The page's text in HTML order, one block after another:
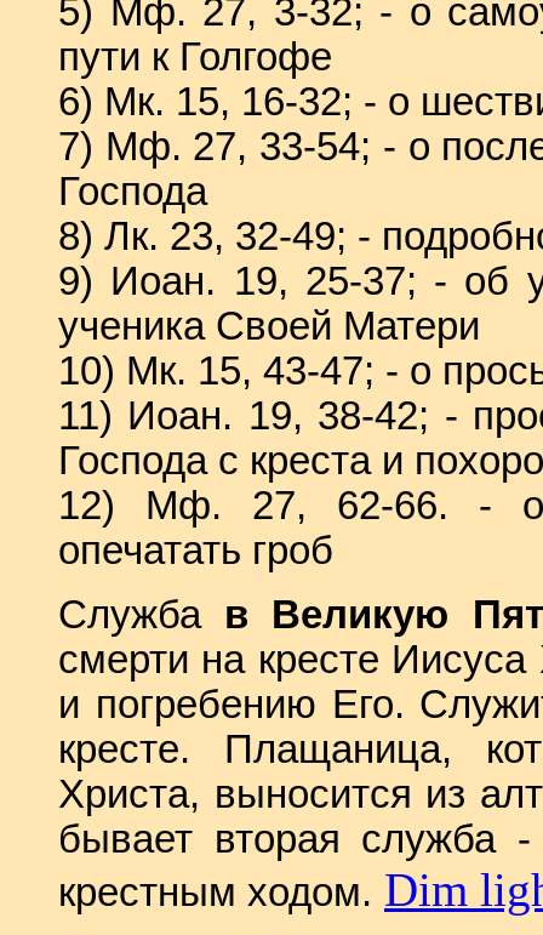
5) Мф. 27, 3-32; - о
пути к Голгофе
6) Мк. 15, 16-32; - о
7) Мф. 27, 33-54; - о
Господа
8) Лк. 23, 32-49; -
9) Иоан. 19, 25-37; - об
ученика Своей Матери
10) Мк. 15, 43-47; - о
11) Иоан. 19, 38-42; -
Господа с креста и
12) Мф. 27, 62-66. - о
опечатать гроб
Служба в Великую
смерти на кресте
и погребению Его.
кресте. Плащаница,
Христа, выносится из
бывает вторая служба
крестным ходом. Dim